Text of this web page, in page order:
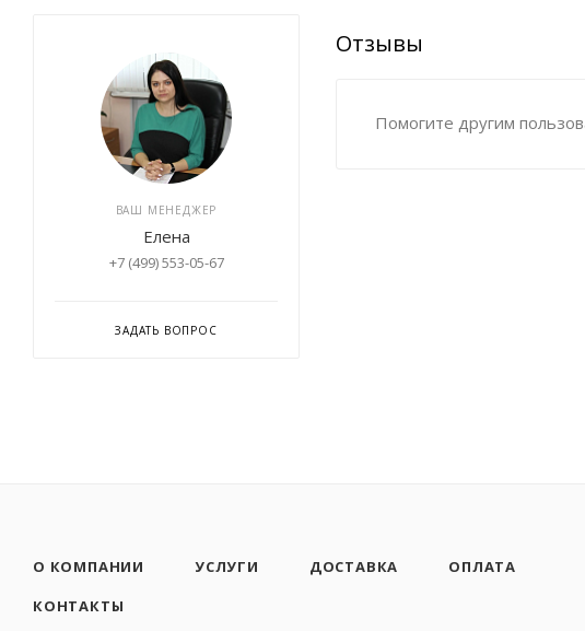
Отзывы
Помогите другим
ВАШ МЕНЕДЖЕР
Елена
+7 (499) 553-05-67
ЗАДАТЬ ВОПРОС
О КОМПАНИИ УСЛУГИ ДОСТАВКА
ОПЛАТА
КОНТАКТЫ